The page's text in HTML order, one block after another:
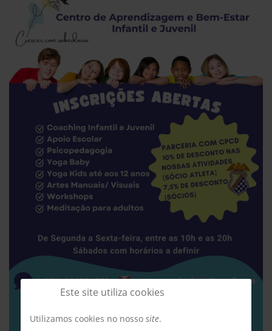
Este site utiliza cookies
Utilizamos cookies no nosso site.